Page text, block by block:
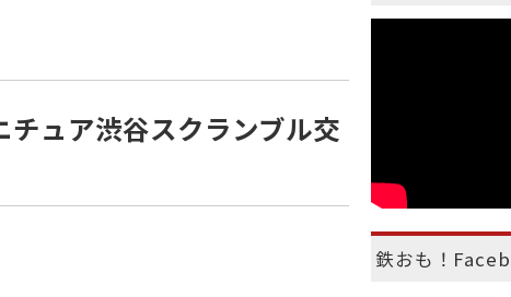
ュア渋谷スクランブル交
鉄おも！